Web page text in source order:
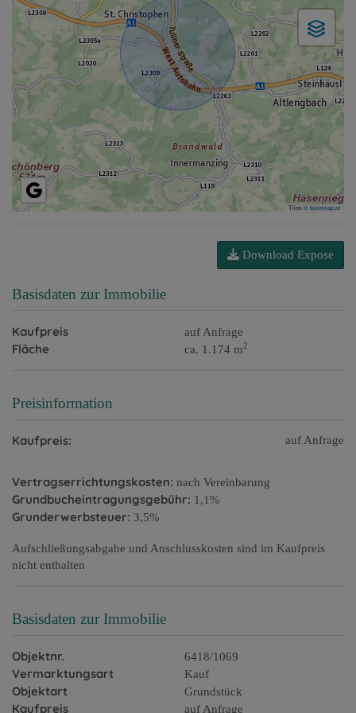
Tiles ©basemap.at
Download Expose
Basisdaten zur Immobilie
Kaufpreis auf Anfrage
Fläche ca. 1.174 m2
Preisinformation
Kaufpreis: auf Anfrage
Vertragserrichtungskosten: nach Vereinbarung
Grundbucheintragungsgebühr: 1,1%
Grunderwerbsteuer: 3,5%
Aufschließungsabgabe und Anschlusskosten sind im Kaufpreis
nicht enthalten
Basisdaten zur Immobilie
Objektnr. 6418/1069
Vermarktungsart Kauf
Objektart Grundstück
Kaufpreis auf Anfrage